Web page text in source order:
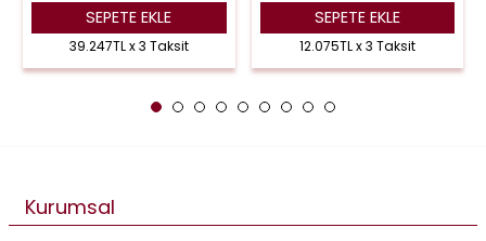
SEPETE EKLE
39.247TL x 3 Taksit
SEPETE EKLE
12.075TL x 3 Taksit
Kurumsal